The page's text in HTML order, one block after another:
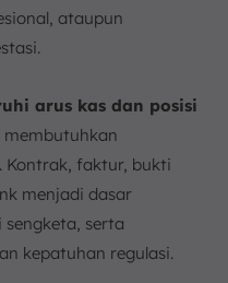
ataupun
arus kas dan posisi
membutuhkan
Kontrak, faktur, bukti
menjadi dasar
serta
kepatuhan regulasi.